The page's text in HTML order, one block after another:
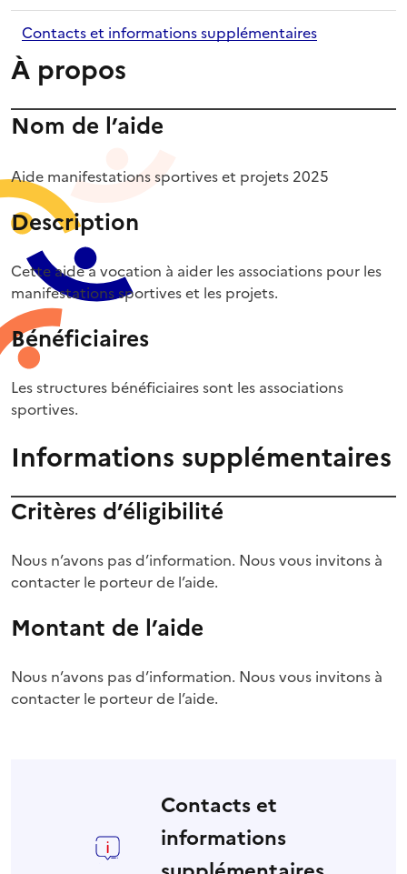
Contacts et informations supplémentaires
À propos
Nom de l’aide
Aide manifestations sportives et projets 2025
Description
Cette aide a vocation à aider les associations pour les
manifestations sportives et les projets.
Bénéficiaires
Les structures bénéficiaires sont les associations
sportives.
Informations supplémentaires
Critères d’éligibilité
Nous n’avons pas d’information. Nous vous invitons à
contacter le porteur de l’aide.
Montant de l’aide
Nous n’avons pas d’information. Nous vous invitons à
contacter le porteur de l’aide.
Contacts et
informations